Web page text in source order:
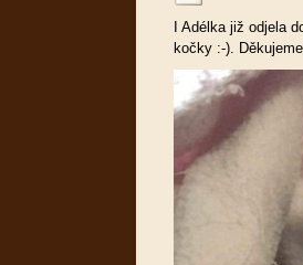
I Adélka již odjela
kočky :-).